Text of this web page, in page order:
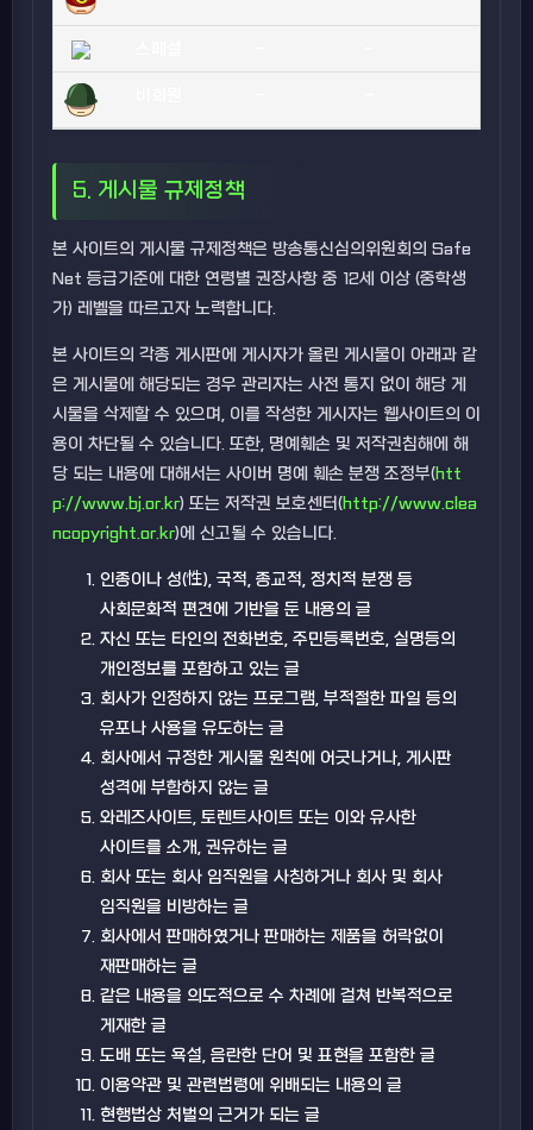
5. 게시물 규제정책
본 사이트의 게시물 규제정책은 방송통신심의위원회의 Safe
Net 등급기준에 대한 연령별 권장사항 중 12세 이상 (중학생
가) 레벨을 따르고자 노력합니다.
본 사이트의 각종 게시판에 게시자가 올린 게시물이 아래과 같
은 게시물에 해당되는 경우 관리자는 사전 통지 없이 해당 게
시물을 삭제할 수 있으며, 이를 작성한 게시자는 웹사이트의 이
용이 차단될 수 있습니다. 또한, 명예훼손 및 저작권침해에 해
당 되는 내용에 대해서는 사이버 명예 훼손 분쟁 조정부(htt
p://www.bj.or.kr) 또는 저작권 보호센터(http://www.clea
ncopyright.or.kr)에 신고될 수 있습니다.
인종이나 성(性), 국적, 종교적, 정치적 분쟁 등
사회문화적 편견에 기반을 둔 내용의 글
자신 또는 타인의 전화번호, 주민등록번호, 실명등의
개인정보를 포함하고 있는 글
회사가 인정하지 않는 프로그램, 부적절한 파일 등의
유포나 사용을 유도하는 글
회사에서 규정한 게시물 원칙에 어긋나거나, 게시판
성격에 부합하지 않는 글
와레즈사이트, 토렌트사이트 또는 이와 유사한
사이트를 소개, 권유하는 글
회사 또는 회사 임직원을 사칭하거나 회사 및 회사
임직원을 비방하는 글
회사에서 판매하였거나 판매하는 제품을 허락없이
재판매하는 글
같은 내용을 의도적으로 수 차례에 걸쳐 반복적으로
게재한 글
도배 또는 욕설, 음란한 단어 및 표현을 포함한 글
이용약관 및 관련법령에 위배되는 내용의 글
현행법상 처벌의 근거가 되는 글